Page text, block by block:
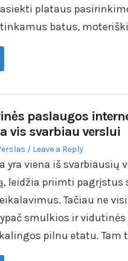
plataus
batus,
paslaugos
vis svarbiau verslui
Leave a Reply
yra viena iš svarbiausių
leidžia priimti pagrįstus
Tačiau ne
smulkios ir
pilnu etatu.